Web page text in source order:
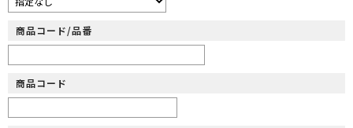
商品コード/品番
商品コード